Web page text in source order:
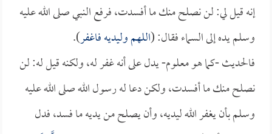
إنه قيل لي: لن نصلح منك ما أفسدت، فرفع النبي صلى الله عليه
وسلم يده إلى السماء فقال: (اللهم وليديه فاغفر).
فالحديث -كما هو معلوم- يدل على أنه غفر له، ولكنه قيل له: لن
نصلح منك ما أفسدت، ولكن دعا له رسول الله صلى الله عليه
وسلم بأن يغفر الله ليديه، وأن يصلح من يديه ما فسد، فدل